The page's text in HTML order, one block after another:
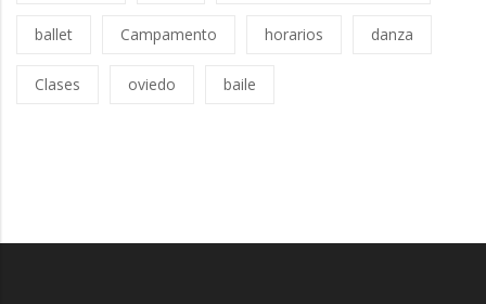
ballet Campamento horarios danza
Clases oviedo baile